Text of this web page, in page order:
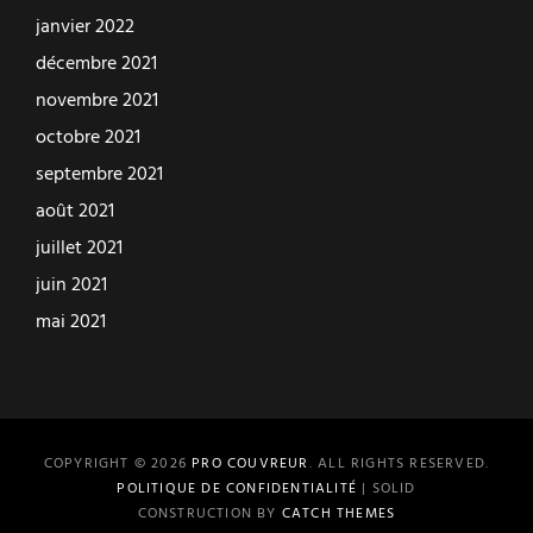
janvier 2022
décembre 2021
novembre 2021
octobre 2021
septembre 2021
août 2021
juillet 2021
juin 2021
mai 2021
COPYRIGHT © 2026 PRO COUVREUR. ALL RIGHTS RESERVED.
POLITIQUE DE CONFIDENTIALITÉ | SOLID
CONSTRUCTION BY CATCH THEMES